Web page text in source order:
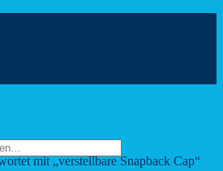
mit „verstellbare Snapback Cap“